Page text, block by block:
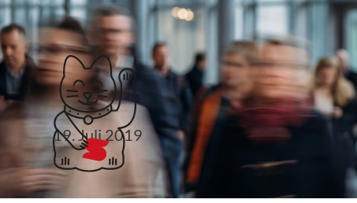
Mr. Robot – StB
bringt Programme
19. Juli 2019